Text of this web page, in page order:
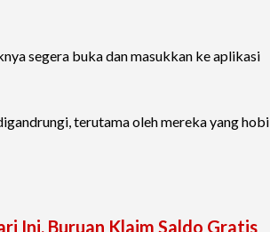
segera buka dan masukkan ke aplikasi
terutama oleh mereka yang hobi
Ini, Buruan Klaim Saldo Gratis